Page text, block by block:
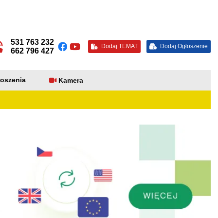
531 763 232
662 796 427
Dodaj TEMAT Dodaj Ogłoszenie
Kamera